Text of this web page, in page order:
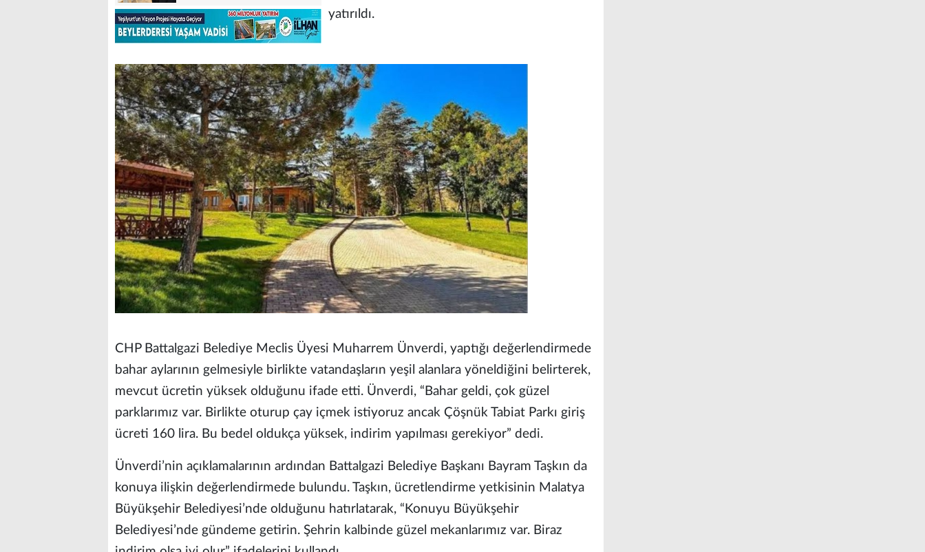
yatırıldı.
CHP Battalgazi Belediye Meclis Üyesi Muharrem Ünverdi, yaptığı değerlendirmede
bahar aylarının gelmesiyle birlikte vatandaşların yeşil alanlara yöneldiğini belirterek,
mevcut ücretin yüksek olduğunu ifade etti. Ünverdi, “Bahar geldi, çok güzel
parklarımız var. Birlikte oturup çay içmek istiyoruz ancak Çöşnük Tabiat Parkı giriş
ücreti 160 lira. Bu bedel oldukça yüksek, indirim yapılması gerekiyor” dedi.
Ünverdi’nin açıklamalarının ardından Battalgazi Belediye Başkanı Bayram Taşkın da
konuya ilişkin değerlendirmede bulundu. Taşkın, ücretlendirme yetkisinin Malatya
Büyükşehir Belediyesi’nde olduğunu hatırlatarak, “Konuyu Büyükşehir
Belediyesi’nde gündeme getirin. Şehrin kalbinde güzel mekanlarımız var. Biraz